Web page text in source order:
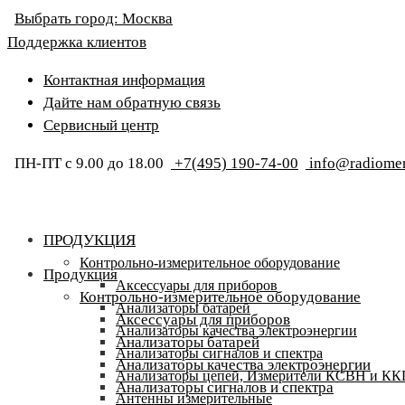
Выбрать город: Москва
Поддержка клиентов
Контактная информация
Дайте нам обратную связь
Сервисный центр
ПН-ПТ с 9.00 до 18.00 +7(495) 190-74-00
ПРОДУКЦИЯ
Контрольно-измерительное оборудование
Аксессуары для приборов
Анализаторы батарей
Анализаторы качества электроэнергии
Анализаторы сигналов и спектра
Анализаторы цепей, Измерители КСВН и
Антенны измерительные
Продукция
Контрольно-измерительное оборудование
Аксессуары для приборов
Анализаторы батарей
Анализаторы качества электроэнергии
Анализаторы сигналов и спектра